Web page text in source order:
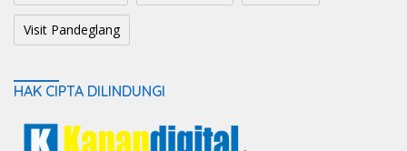
Visit Pandeglang
HAK CIPTA DILINDUNGI